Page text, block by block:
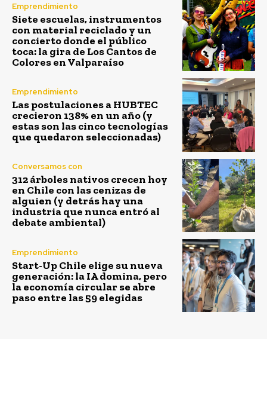
Emprendimiento
Siete escuelas, instrumentos
con material reciclado y un
concierto donde el público
toca: la gira de Los Cantos de
Colores en Valparaíso
Emprendimiento
Las postulaciones a HUBTEC
crecieron 138% en un año (y
estas son las cinco tecnologías
que quedaron seleccionadas)
Conversamos con
312 árboles nativos crecen hoy
en Chile con las cenizas de
alguien (y detrás hay una
industria que nunca entró al
debate ambiental)
Emprendimiento
Start-Up Chile elige su nueva
generación: la IA domina, pero
la economía circular se abre
paso entre las 59 elegidas